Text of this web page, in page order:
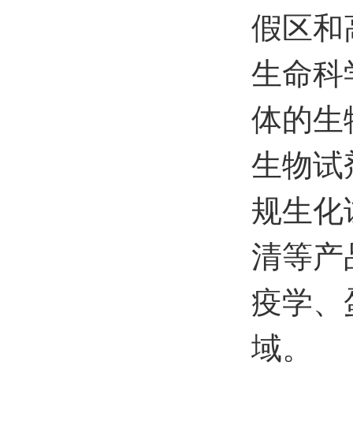
假区和
生命科
体的生
生物试
规生化
清等产
疫学、
域。